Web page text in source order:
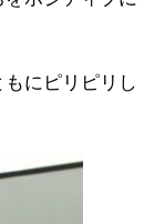
にピリピリし